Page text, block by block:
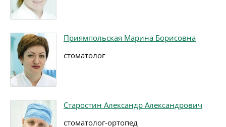
Приямпольская Марина Борисовна
стоматолог
Старостин Александр Александрович
стоматолог-ортопед